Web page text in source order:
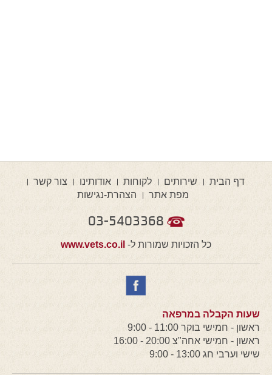
דף הבית שירותים לקוחות אודותינו
צור קשר
מפת אתר
הצהרת-נגישות
03-5403368
כל הזכויות שמורות ל- www.vets.co.il
שעות הקבלה במרפאה
ראשון - חמישי בוקר 11:00 - 9:00
ראשון - חמישי אחה"צ 20:00 - 16:00
שישי וערבי חג 13:00 - 9:00